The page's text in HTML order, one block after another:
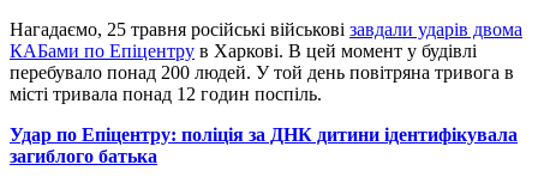
Нагадаємо, 25 травня російські військові завдали ударів двома
КАБами по Епіцентру в Харкові. В цей момент у будівлі
перебувало понад 200 людей. У той день повітряна тривога в
місті тривала понад 12 годин поспіль.
Удар по Епіцентру: поліція за ДНК дитини ідентифікувала
загиблого батька